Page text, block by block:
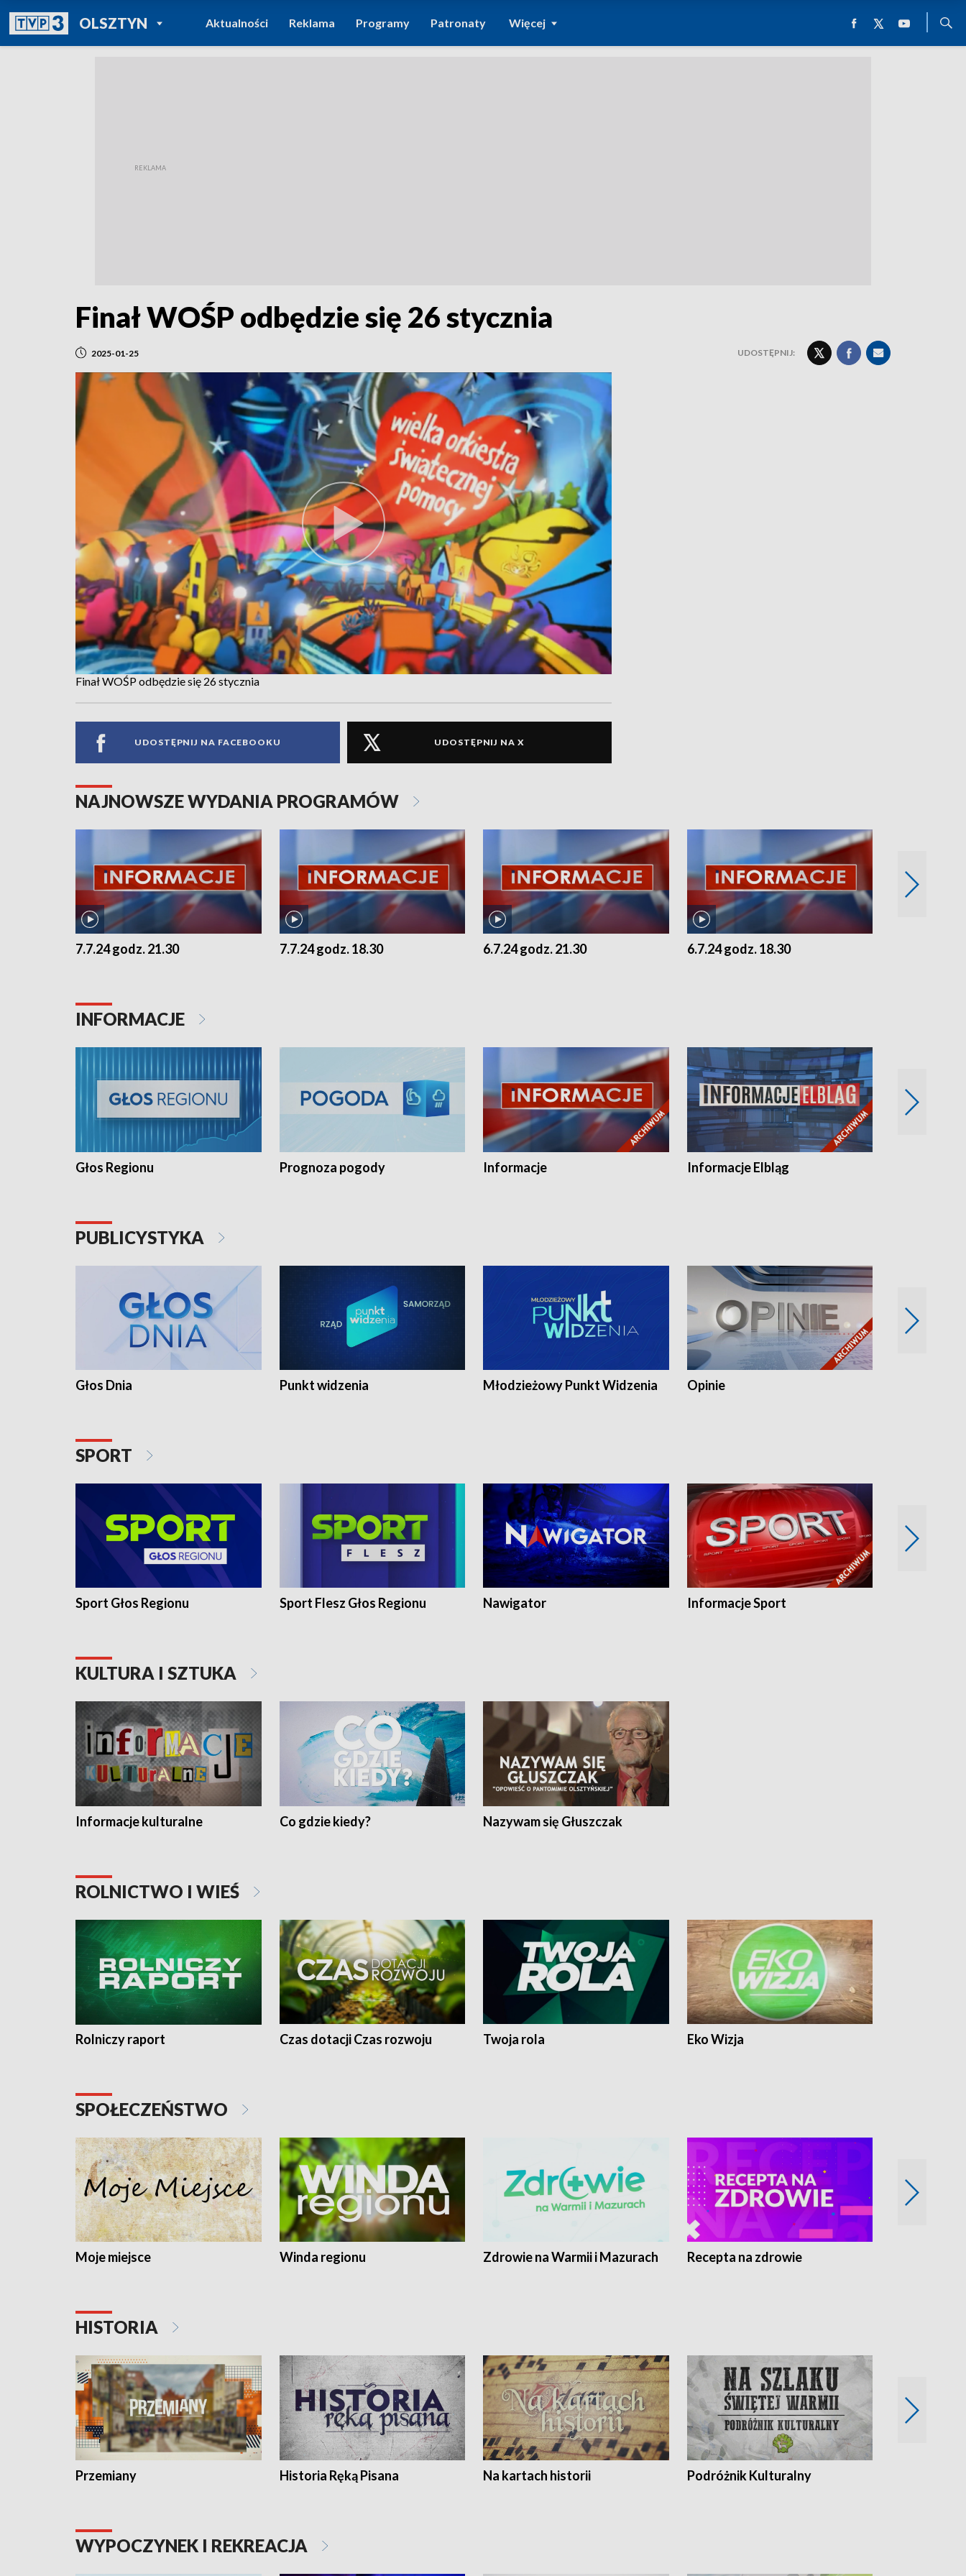
OLSZTYNPOWRÓT DO
TVP REGIONY
Aktualności Reklama Programy Patronaty Więcej
Finał WOŚP odbędzie się 26 stycznia
2025-01-25 UDOSTĘPNIJ:
Finał WOŚP odbędzie się 26 stycznia
UDOSTĘPNIJ NA FACEBOOKU UDOSTĘPNIJ NA X
NAJNOWSZE WYDANIA PROGRAMÓW
7.7.24 godz. 21.30 7.7.24 godz. 18.30 6.7.24 godz. 21.30 6.7.24 godz. 18.30
INFORMACJE
Głos Regionu Prognoza pogody Informacje Informacje Elbląg
PUBLICYSTYKA
Głos Dnia Punkt widzenia Młodzieżowy Punkt Widzenia Opinie
SPORT
Sport Głos Regionu Sport Flesz Głos Regionu Nawigator Informacje Sport
KULTURA I SZTUKA
Informacje kulturalne Co gdzie kiedy? Nazywam się Głuszczak
ROLNICTWO I WIEŚ
Rolniczy raport Czas dotacji Czas rozwoju Twoja rola Eko Wizja
SPOŁECZEŃSTWO
Moje miejsce Winda regionu Zdrowie na Warmii i Mazurach Recepta na zdrowie
HISTORIA
Przemiany Historia Ręką Pisana Na kartach historii Podróżnik Kulturalny
WYPOCZYNEK I REKREACJA